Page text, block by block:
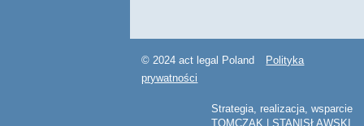
© 2024 act legal Poland
Polityka
prywatności
Strategia, realizacja, wsparcie
TOMCZAK | STANISŁAWSKI